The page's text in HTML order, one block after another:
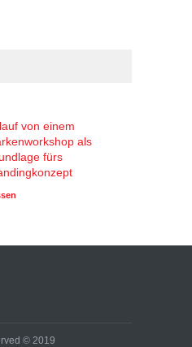
von einem
als
fürs
© 2019